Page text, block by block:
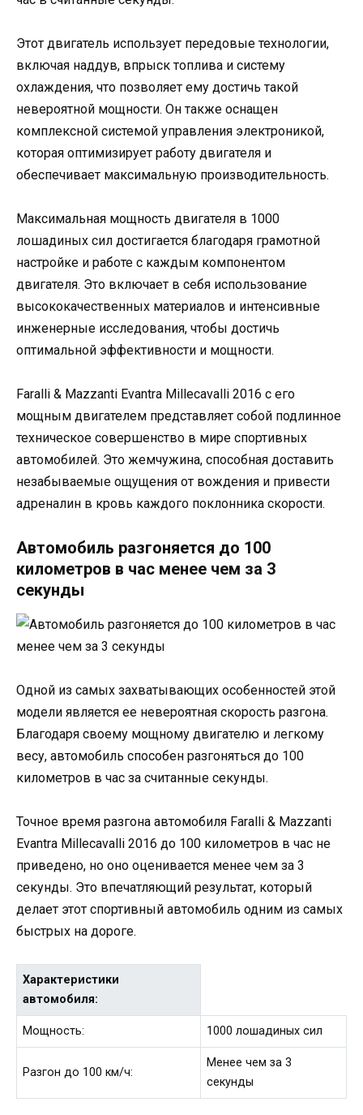
Этот двигатель использует передовые технологии,
включая наддув, впрыск топлива и систему
охлаждения, что позволяет ему достичь такой
невероятной мощности. Он также оснащен
комплексной системой управления электроникой,
которая оптимизирует работу двигателя и
обеспечивает максимальную производительность.
Максимальная мощность двигателя в 1000
лошадиных сил достигается благодаря грамотной
настройке и работе с каждым компонентом
двигателя. Это включает в себя использование
высококачественных материалов и интенсивные
инженерные исследования, чтобы достичь
оптимальной эффективности и мощности.
Faralli & Mazzanti Evantra Millecavalli 2016 с его
мощным двигателем представляет собой подлинное
техническое совершенство в мире спортивных
автомобилей. Это жемчужина, способная доставить
незабываемые ощущения от вождения и привести
адреналин в кровь каждого поклонника скорости.
Автомобиль разгоняется до 100
километров в час менее чем за 3
секунды
Одной из самых захватывающих особенностей этой
модели является ее невероятная скорость разгона.
Благодаря своему мощному двигателю и легкому
весу, автомобиль способен разгоняться до 100
километров в час за считанные секунды.
Точное время разгона автомобиля Faralli & Mazzanti
Evantra Millecavalli 2016 до 100 километров в час не
приведено, но оно оценивается менее чем за 3
секунды. Это впечатляющий результат, который
делает этот спортивный автомобиль одним из самых
быстрых на дороге.
Характеристики
автомобиля:
Мощность: 1000 лошадиных сил
Разгон до 100 км/ч:
Менее чем за 3
секунды